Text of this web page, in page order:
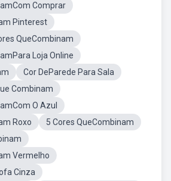
Comprar
Pinterest
QueCombinam
Loja Online
Cor DeParede Para Sala
Combinam
O Azul
Roxo
5 Cores QueCombinam
Vermelho
Cinza